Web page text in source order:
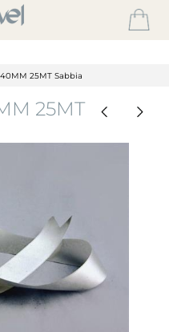
40MM 25MT Sabbia
25MT